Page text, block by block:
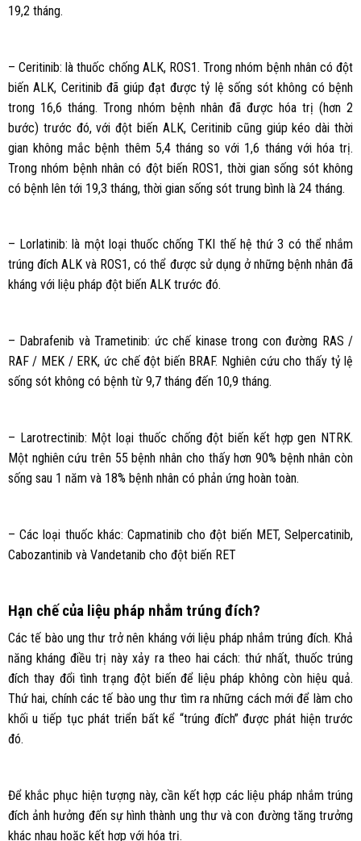
19,2 tháng.
– Ceritinib: là thuốc chống ALK, ROS1. Trong nhóm bệnh nhân có đột
biến ALK, Ceritinib đã giúp đạt được tỷ lệ sống sót không có bệnh
trong 16,6 tháng. Trong nhóm bệnh nhân đã được hóa trị (hơn 2
bước) trước đó, với đột biến ALK, Ceritinib cũng giúp kéo dài thời
gian không mắc bệnh thêm 5,4 tháng so với 1,6 tháng với hóa trị.
Trong nhóm bệnh nhân có đột biến ROS1, thời gian sống sót không
có bệnh lên tới 19,3 tháng, thời gian sống sót trung bình là 24 tháng.
– Lorlatinib: là một loại thuốc chống TKI thế hệ thứ 3 có thể nhắm
trúng đích ALK và ROS1, có thể được sử dụng ở những bệnh nhân đã
kháng với liệu pháp đột biến ALK trước đó.
– Dabrafenib và Trametinib: ức chế kinase trong con đường RAS /
RAF / MEK / ERK, ức chế đột biến BRAF. Nghiên cứu cho thấy tỷ lệ
sống sót không có bệnh từ 9,7 tháng đến 10,9 tháng.
– Larotrectinib: Một loại thuốc chống đột biến kết hợp gen NTRK.
Một nghiên cứu trên 55 bệnh nhân cho thấy hơn 90% bệnh nhân còn
sống sau 1 năm và 18% bệnh nhân có phản ứng hoàn toàn.
– Các loại thuốc khác: Capmatinib cho đột biến MET, Selpercatinib,
Cabozantinib và Vandetanib cho đột biến RET
Hạn chế của liệu pháp nhắm trúng đích?
Các tế bào ung thư trở nên kháng với liệu pháp nhắm trúng đích. Khả
năng kháng điều trị này xảy ra theo hai cách: thứ nhất, thuốc trúng
đích thay đổi tình trạng đột biến để liệu pháp không còn hiệu quả.
Thứ hai, chính các tế bào ung thư tìm ra những cách mới để làm cho
khối u tiếp tục phát triển bất kể “trúng đích” được phát hiện trước
đó.
Để khắc phục hiện tượng này, cần kết hợp các liệu pháp nhắm trúng
đích ảnh hưởng đến sự hình thành ung thư và con đường tăng trưởng
khác nhau hoặc kết hợp với hóa trị.